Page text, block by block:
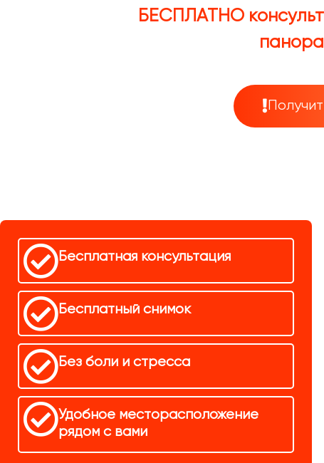
БЕСПЛАТНО
Бесплатная консультация
Бесплатный снимок
Без боли и стресса
Удобное месторасположение
рядом с вами